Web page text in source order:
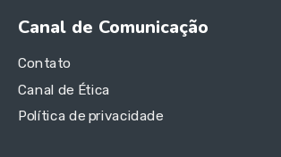
Canal de Comunicação
Contato
Canal de Ética
Política de privacidade